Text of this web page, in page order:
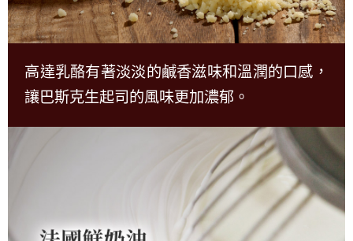
高達乳酪有著淡淡的鹹香滋味和溫潤的口感，
讓巴斯克生起司的風味更加濃郁。